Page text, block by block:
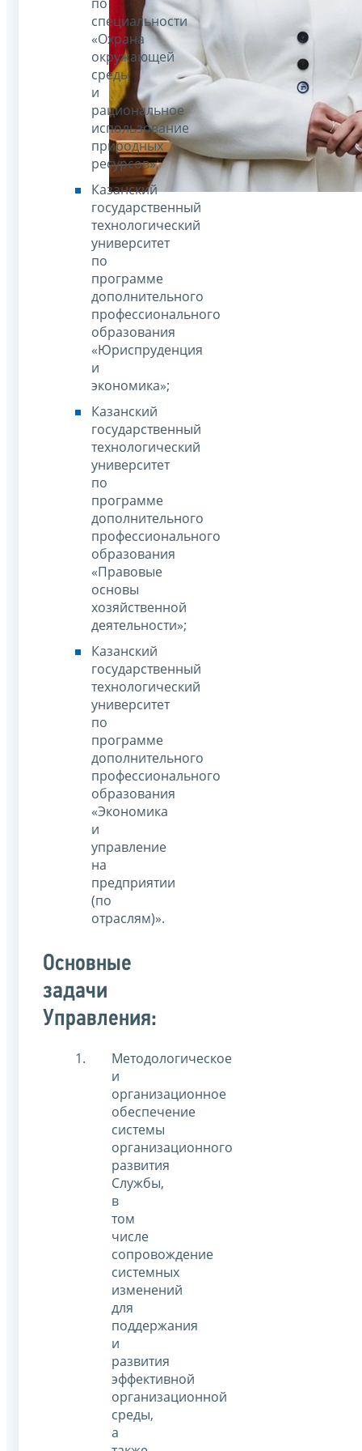
специальности
«Охрана
окружающей
среды
и
рациональное
использование
природных
ресурсов»;
Казанский
государственный
технологический
университет
по
программе
дополнительного
профессионального
образования
«Юриспруденция
и
экономика»;
Казанский
государственный
технологический
университет
по
программе
дополнительного
профессионального
образования
«Правовые
основы
хозяйственной
деятельности»;
Казанский
государственный
технологический
университет
по
программе
дополнительного
профессионального
образования
«Экономика
и
управление
на
предприятии
(по
отраслям)».
Основные
задачи
Управления:
Методологическое
и
организационное
обеспечение
системы
организационного
развития
Службы,
в
том
числе
сопровождение
системных
изменений
для
поддержания
и
развития
эффективной
организационной
среды,
а